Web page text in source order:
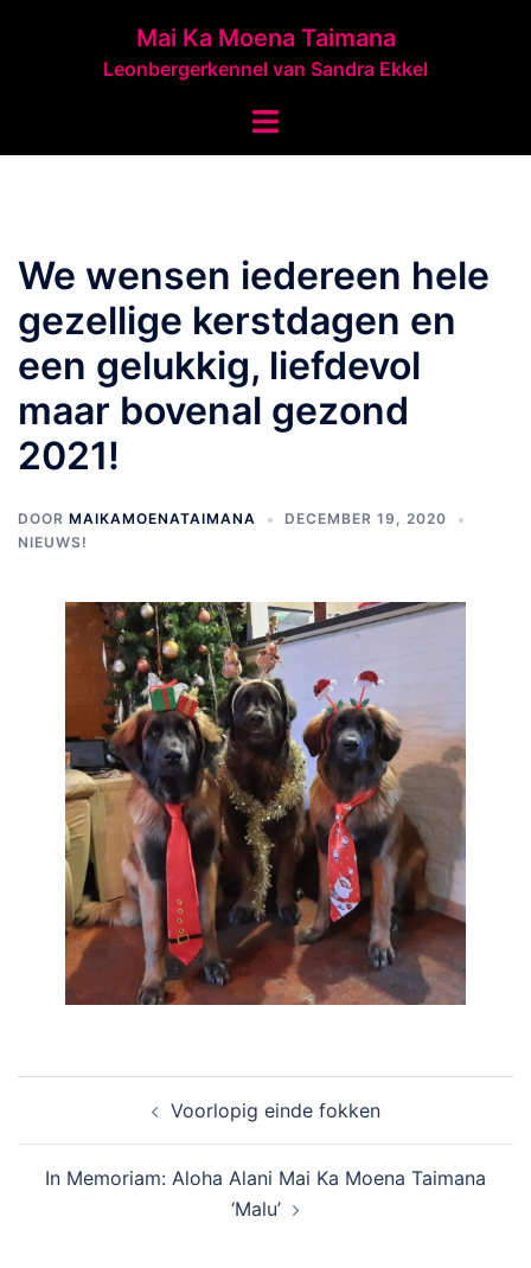
Mai Ka Moena Taimana
Leonbergerkennel van Sandra Ekkel
Toggle
We wensen iedereen hele
gezellige kerstdagen en
een gelukkig, liefdevol
maar bovenal gezond
2021!
DOOR MAIKAMOENATAIMANA
DECEMBER 19, 2020
NIEUWS!
Voorlopig einde fokken
In Memoriam: Aloha Alani Mai Ka Moena Taimana
‘Malu’